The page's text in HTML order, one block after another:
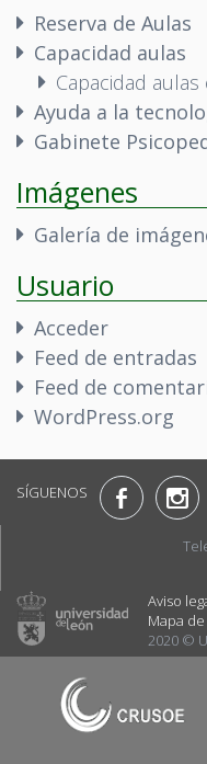
Reserva de Aulas
Capacidad aulas
Capacidad
Ayuda a la
Gabinete
Imágenes
Galería de
Usuario
Acceder
Feed de entradas
Feed de
WordPress.org
SÍGUENOS
Aviso
Mapa
2020 ©